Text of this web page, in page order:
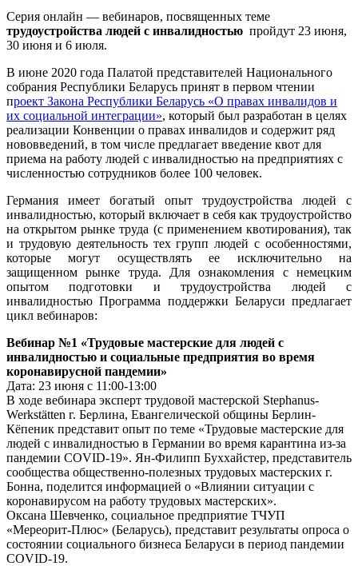
Серия онлайн — вебинаров, посвященных теме
трудоустройства людей с инвалидностью пройдут 23 июня,
30 июня и 6 июля.
В июне 2020 года Палатой представителей Национального
собрания Республики Беларусь принят в первом чтении
проект Закона Республики Беларусь «О правах инвалидов и
их социальной интеграции», который был разработан в целях
реализации Конвенции о правах инвалидов и содержит ряд
нововведений, в том числе предлагает введение квот для
приема на работу людей с инвалидностью на предприятиях с
численностью сотрудников более 100 человек.
Германия имеет богатый опыт трудоустройства людей с
инвалидностью, который включает в себя как трудоустройство
на открытом рынке труда (с применением квотирования), так
и трудовую деятельность тех групп людей с особенностями,
которые могут осуществлять ее исключительно на
защищенном рынке труда. Для ознакомления с немецким
опытом подготовки и трудоустройства людей с
инвалидностью Программа поддержки Беларуси предлагает
цикл вебинаров:
Вебинар №1 «Трудовые мастерские для людей с
инвалидностью и социальные предприятия во время
коронавирусной пандемии»
Дата: 23 июня с 11:00-13:00
В ходе вебинара эксперт трудовой мастерской Stephanus-
Werkstätten г. Берлина, Евангелической общины Берлин-
Кёпеник представит опыт по теме «Трудовые мастерские для
людей с инвалидностью в Германии во время карантина из-за
пандемии COVID-19». Ян-Филипп Буххайстер, представитель
сообщества общественно-полезных трудовых мастерских г.
Бонна, поделится информацией о «Влиянии ситуации с
коронавирусом на работу трудовых мастерских».
Оксана Шевченко, социальное предприятие ТЧУП
«Мереорит-Плюс» (Беларусь), представит результаты опроса о
состоянии социального бизнеса Беларуси в период пандемии
COVID-19.